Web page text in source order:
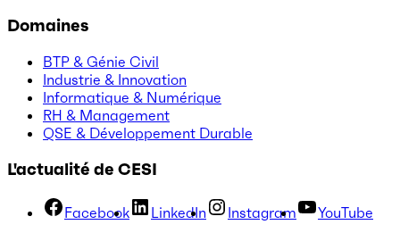
Domaines
BTP & Génie Civil
Industrie & Innovation
Informatique & Numérique
RH & Management
QSE & Développement Durable
L'actualité de CESI
Facebook LinkedIn Instagram
YouTube